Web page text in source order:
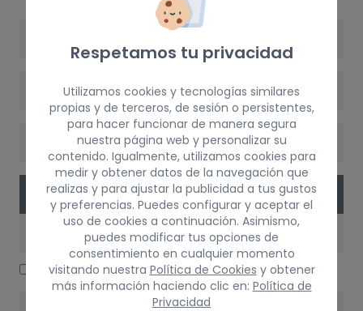
VERSIÓN
CAMBIO
PIEZAS
CARROCERÍA LATERALES
CERRADURA PUERTA DELANTERA IZQUIERDA
Respetamos tu privacidad
Utilizamos cookies y tecnologías similares
propias y de terceros, de sesión o persistentes,
para hacer funcionar de manera segura
nuestra página web y personalizar su
contenido. Igualmente, utilizamos cookies para
medir y obtener datos de la navegación que
realizas y para ajustar la publicidad a tus gustos
y preferencias. Puedes configurar y aceptar el
uso de cookies a continuación. Asimismo,
puedes modificar tus opciones de
consentimiento en cualquier momento
visitando nuestra Política de Cookies y obtener
más información haciendo clic en: Política de
Privacidad